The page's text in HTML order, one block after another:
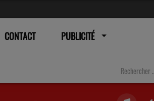
CONTACT PUBLICITÉ